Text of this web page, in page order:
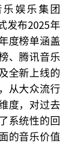
娱乐集团
发布2025年
度榜单涵盖
、腾讯音乐
全新上线的
从大众流行
度，对过去
系统性的回
的音乐价值